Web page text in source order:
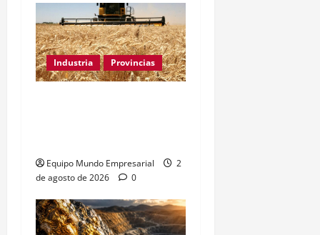
Industria Provincias
Equipo Mundo Empresarial
2
de agosto de 2026
0